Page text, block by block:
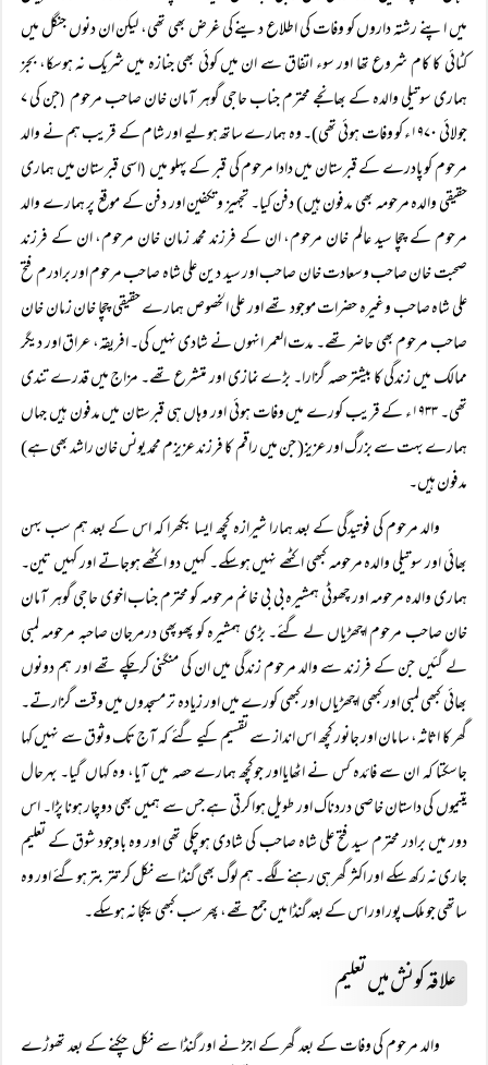
میں اپنے رشتہ داروں کو وفات کی اطلاع دینے کی غرض بھی تھی، لیکن ان دنوں جنگل میں
کٹائی کا کام شروع تھا اور سوء اتفاق سے ان میں کوئی بھی جنازہ میں شریک نہ ہوسکا، بجز
ہماری سوتیلی والدہ کے بھانجے محترم جناب حاجی گوہر آمان خان صاحب مرحوم(
جن کی ۷
جولائی ۱۹۷۰ء کو وفات ہوئی تھی)۔ وہ ہمارے ساتھ ہو لیے اور شام کے قریب ہم نے والد
مرحوم کو پادرے کے قبرستان میں دادا مرحوم کی قبر کے پہلو میں (اسی قبرستان میں ہماری
حقیقی والدہ مرحومہ بھی مدفون ہیں) دفن کیا۔ تجہیز وتکفین اور دفن کے موقع پر ہمارے والد
مرحوم کے چچا سید عالم خان مرحوم، ان کے فرزند محمد زمان خان مرحوم، ان کے فرزند
صحبت خان صاحب وسعادت خان صاحب اور سید دین علی شاہ صاحب مرحوم اور برادرم فتح
علی شاہ صاحب وغیرہ حضرات موجود تھے اور علی الخصوص ہمارے حقیقی چچا خان زمان خان
صاحب مرحوم بھی حاضر تھے۔ مدت العمر انہوں نے شادی نہیں کی۔ افریقہ، عراق اور دیگر
ممالک میں زندگی کا بیشتر حصہ گزارا۔ بڑے نمازی اور متشرع تھے۔ مزاج میں قدرے تندی
تھی۔ ۱۹۳۳ء کے قریب کورے میں وفات ہوئی اور وہاں ہی قبرستان میں مدفون ہیں جہاں
ہمارے بہت سے بزرگ اور عزیز( جن میں راقم کا فرزند عزیزم محمد یونس خان راشد بھی ہے)
مدفون ہیں۔
والد مرحوم کی فوتیدگی کے بعد ہمارا شیرازہ کچھ ایسا بکھرا کہ اس کے بعد ہم سب بہن
بھائی اور سوتیلی والدہ مرحومہ کبھی اکٹھے نہیں ہوسکے۔ کہیں دو اکٹھے ہوجاتے اور کہیں تین۔
ہماری والدہ مرحومہ اور چھوٹی ہمشیرہ بی بی خانم مرحومہ کو محترم جناب اخوی حاجی گوہر آمان
خان صاحب مرحوم اچھڑیاں لے گئے۔ بڑی ہمشیرہ کو پھوپھی درمرجان صاحبہ مرحومہ لمبی
لے گئیں جن کے فرزند سے والد مرحوم زندگی میں ان کی منگنی کرچکے تھے اور ہم دونوں
بھائی کبھی لمبی اور کبھی اچھڑیاں اور کبھی کورے میں اور زیادہ تر مسجدوں میں وقت گزارتے۔
گھر کا اثاثہ، سامان اور جانور کچھ اس انداز سے تقسیم کیے گئے کہ آج تک وثوق سے نہیں کہا
جاسکتا کہ ان سے فائدہ کس نے اٹھایااور جوکچھ ہمارے حصہ میں آیا، وہ کہاں گیا۔ بہرحال
یتیموں کی داستان خاصی دردناک اور طویل ہوا کرتی ہے جس سے ہمیں بھی دوچار ہونا پڑا۔ اس
دور میں برادر محترم سید فتح علی شاہ صاحب کی شادی ہوچکی تھی اور وہ باوجود شوق کے تعلیم
جاری نہ رکھ سکے اور اکثر گھر ہی رہنے لگے۔ ہم لوگ بھی گنڈا سے نکل کر تتر بتر ہوگئے اور وہ
ساتھی جو ملک پور اور اس کے بعد گنڈا میں جمع تھے، پھر سب کبھی یکجا نہ ہوسکے۔
علاقہ کونش میں تعلیم
والد مرحوم کی وفات کے بعد گھر کے اجڑ نے اور گنڈا سے نکل چکنے کے بعد تھوڑے